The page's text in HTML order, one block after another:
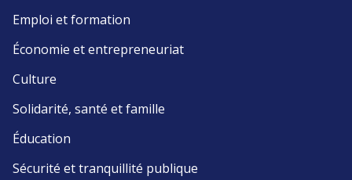
Emploi et formation
Économie et entrepreneuriat
Culture
Solidarité, santé et famille
Éducation
Sécurité et tranquillité publique